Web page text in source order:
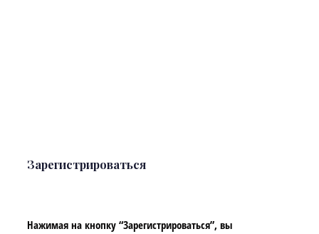
Зарегистрироваться
Нажимая на кнопку “Зарегистрироваться”, вы